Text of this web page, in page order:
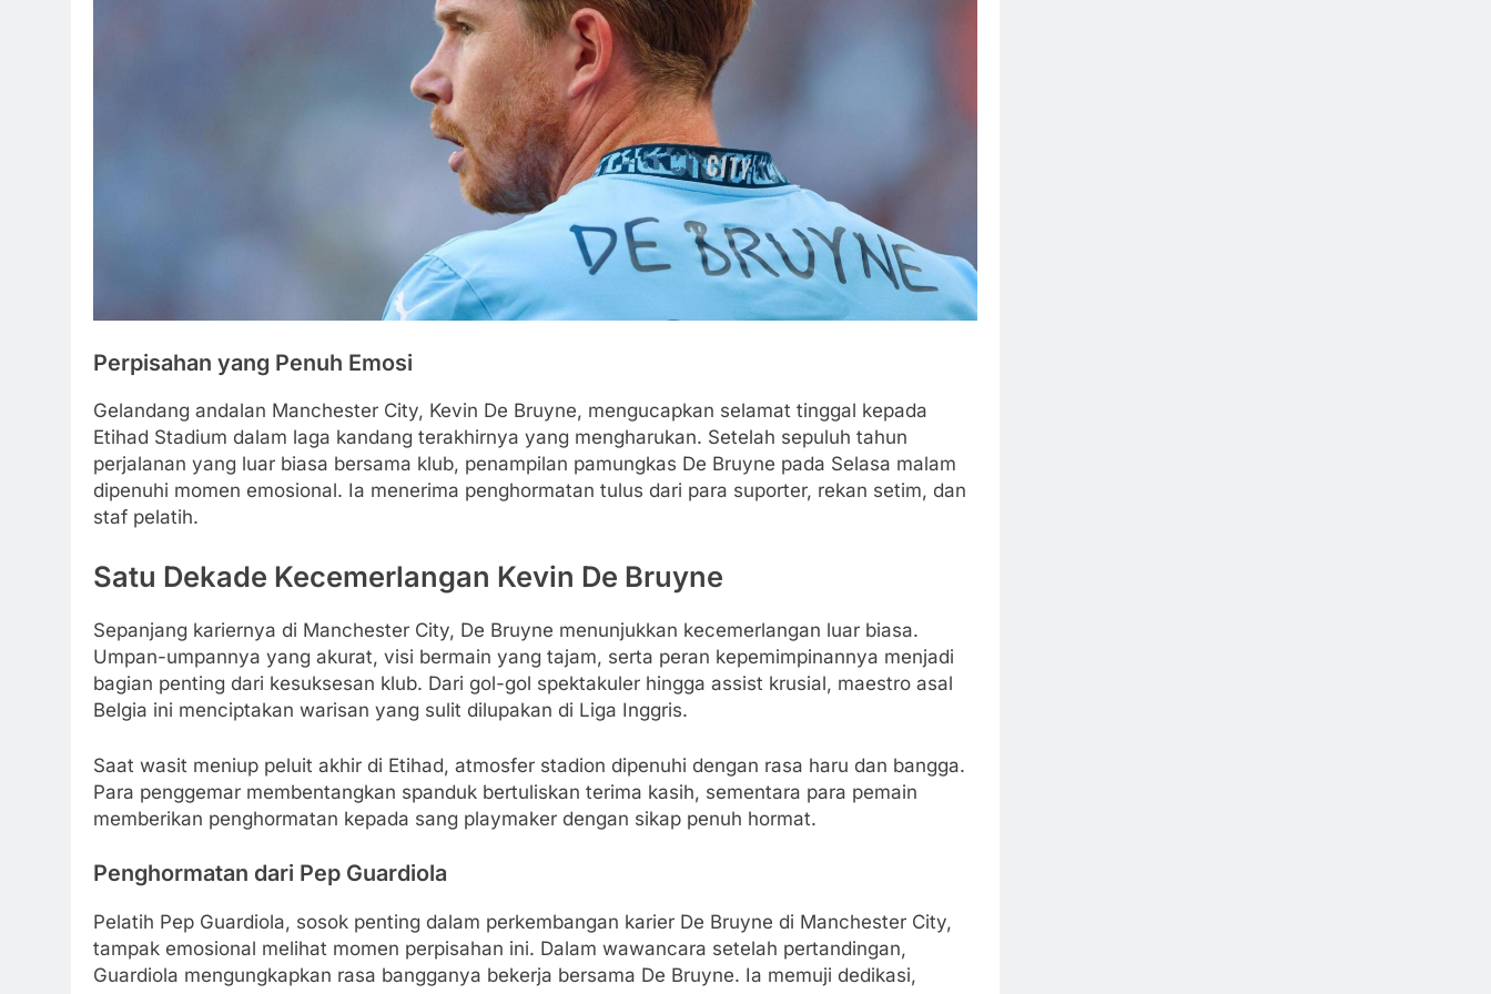
Perpisahan yang Penuh Emosi
Gelandang andalan Manchester City, Kevin De Bruyne, mengucapkan selamat tinggal kepada
Etihad Stadium dalam laga kandang terakhirnya yang mengharukan. Setelah sepuluh tahun
perjalanan yang luar biasa bersama klub, penampilan pamungkas De Bruyne pada Selasa malam
dipenuhi momen emosional. Ia menerima penghormatan tulus dari para suporter, rekan setim, dan
staf pelatih.
Satu Dekade Kecemerlangan Kevin De Bruyne
Sepanjang kariernya di Manchester City, De Bruyne menunjukkan kecemerlangan luar biasa.
Umpan-umpannya yang akurat, visi bermain yang tajam, serta peran kepemimpinannya menjadi
bagian penting dari kesuksesan klub. Dari gol-gol spektakuler hingga assist krusial, maestro asal
Belgia ini menciptakan warisan yang sulit dilupakan di Liga Inggris.
Saat wasit meniup peluit akhir di Etihad, atmosfer stadion dipenuhi dengan rasa haru dan bangga.
Para penggemar membentangkan spanduk bertuliskan terima kasih, sementara para pemain
memberikan penghormatan kepada sang playmaker dengan sikap penuh hormat.
Penghormatan dari Pep Guardiola
Pelatih Pep Guardiola, sosok penting dalam perkembangan karier De Bruyne di Manchester City,
tampak emosional melihat momen perpisahan ini. Dalam wawancara setelah pertandingan,
Guardiola mengungkapkan rasa bangganya bekerja bersama De Bruyne. Ia memuji dedikasi,